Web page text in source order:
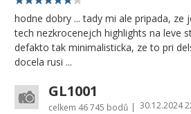
hodne dobry ... tady mi ale pripada, ze
tech nezkrocenejch highlights na leve
defakto tak minimalisticka, ze to pri
docela rusi ...
GL1001
celkem 46 745 bodů | 30.12.2024